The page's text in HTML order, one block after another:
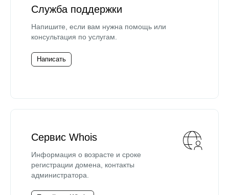
Служба поддержки
Напишите, если вам нужна помощь или
консультация по услугам.
Написать
Сервис Whois
Информация о возрасте и сроке
регистрации домена, контакты
администратора.